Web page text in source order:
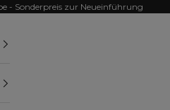
- Sonderpreis zur Neueinführung